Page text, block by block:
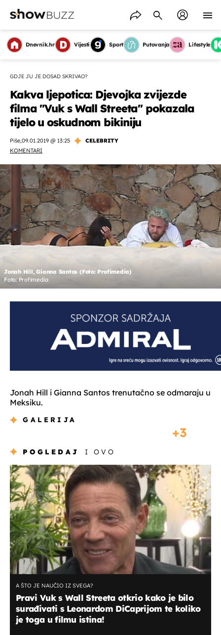
Dnevnik.hr Vijesti Sport Putovanja Lifestyle
GDJE JU JE DOSAD SKRIVAO?
Kakva ljepotica: Djevojka zvijezde
filma ''Vuk s Wall Streeta'' pokazala
tijelo u oskudnom bikiniju
Piše,09.01.2019 @ 13:25
CELEBRITY
KOMENTARI
Jonah Hill, Gianna Santos (Foto: Profimedia)
Foto: Profimedia
Jonah Hill i Gianna Santos trenutačno se odmaraju u
Meksiku.
GALERIJA
3
POGLEDAJ I OVO
A ŠTO JE NAUČIO IZ SVEGA?
Pravi Vuk s Wall Streeta otkrio kako je bilo
surađivati s Leonardom DiCaprijom te koliko
je toga u filmu istina!
OMOGUĆI OBAVIJESTI